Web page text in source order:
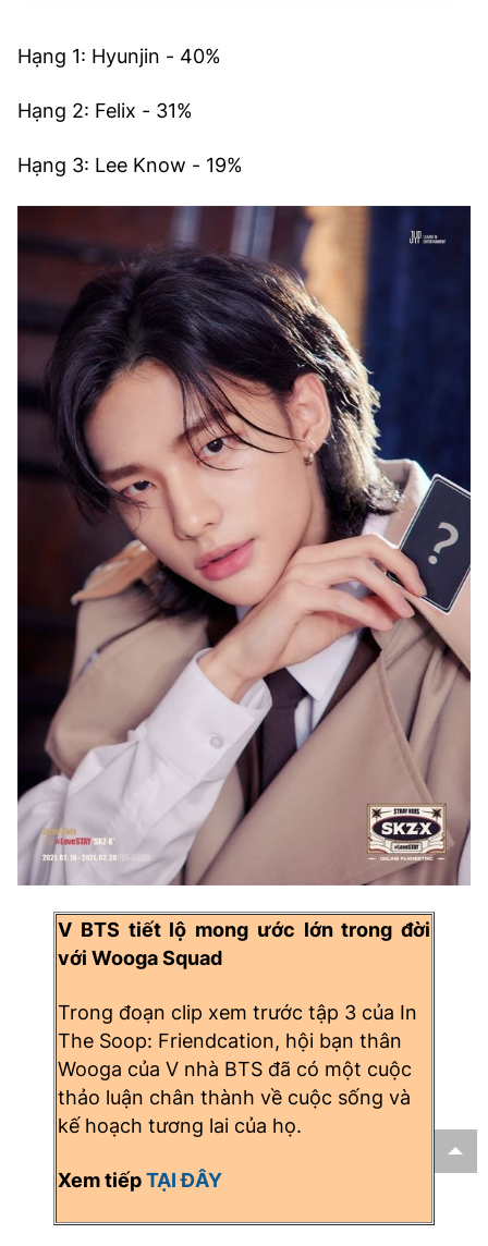
Hạng 1: Hyunjin - 40%
Hạng 2: Felix - 31%
Hạng 3: Lee Know - 19%
V BTS tiết lộ mong ước lớn trong đời
với Wooga Squad
Trong đoạn clip xem trước tập 3 của In
The Soop: Friendcation, hội bạn thân
Wooga của V nhà BTS đã có một cuộc
thảo luận chân thành về cuộc sống và
kế hoạch tương lai của họ.
Xem tiếpTẠI ĐÂY